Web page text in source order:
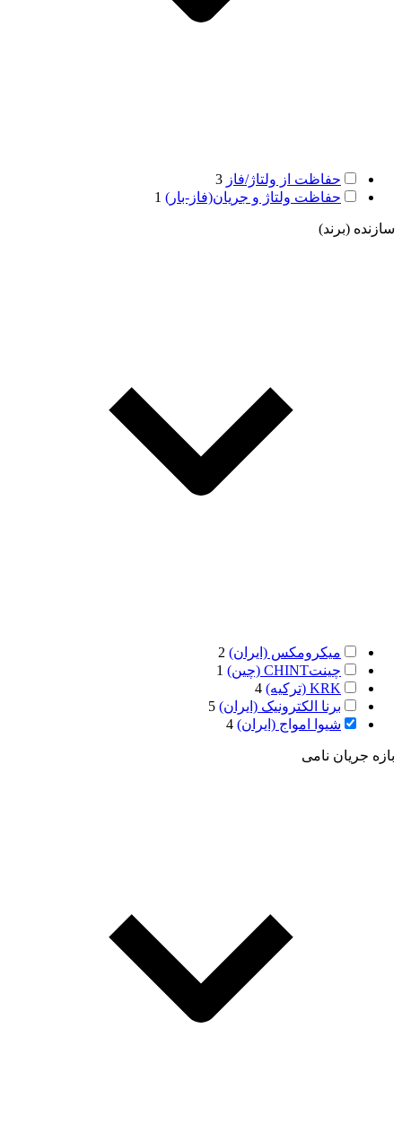
حفاظت از ولتاژ/فاز 3
حفاظت ولتاژ و جریان(فاز-بار) 1
سازنده (برند)
میکرومکس (ایران) 2
چینتCHINT (چین)
1
KRK (ترکیه)
4
برنا الکترونیک (ایران) 5
شیوا امواج (ایران) 4
بازه جریان نامی